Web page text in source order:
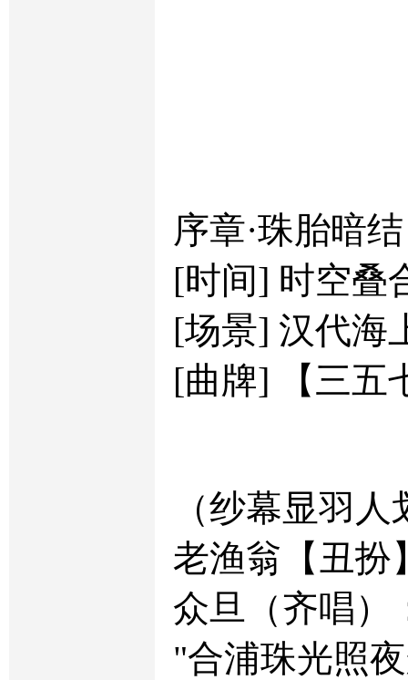
序章·珠胎暗结
[时间] 时空叠
[场景] 汉代海
[曲牌] 【三五
（纱幕显羽
老渔翁【丑扮
众旦（齐唱）
"合浦珠光照